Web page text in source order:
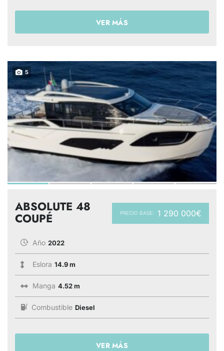
VER MÁS
5
PRECIO BASE: 1 290 000€
ABSOLUTE 48
COUPÉ
Año 2022
Eslora 14.9 m
Manga 4.52 m
Combustible Diesel
VER MÁS